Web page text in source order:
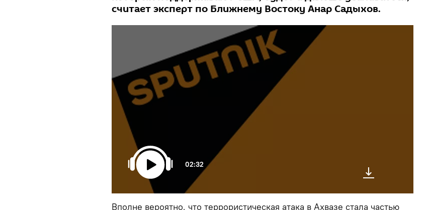
считает эксперт по Ближнему Востоку Анар Садыхов.
02:32
Вполне вероятно, что террористическая атака в Ахвазе стала частью